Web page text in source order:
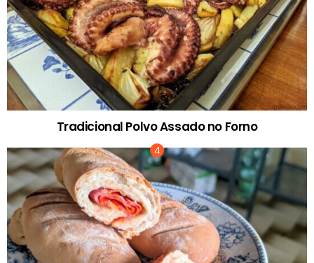
Tradicional Polvo Assado no Forno